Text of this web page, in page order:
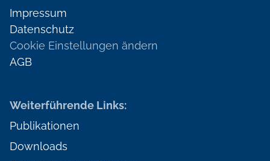
Impressum
Datenschutz
Cookie Einstellungen ändern
AGB
Weiterführende Links:
Publikationen
Downloads